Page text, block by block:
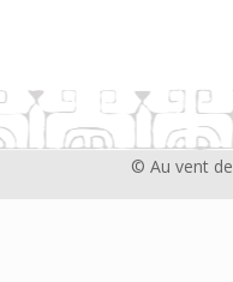
© Au vent